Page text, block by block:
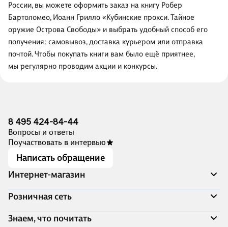
России, вы можете оформить заказ на книгу Робер
Бартоломео, Иоанн Грилло «Кубинские прокси. Тайное
оружие Острова Свободы» и выбрать удобный способ его
получения: самовывоз, доставка курьером или отправка
почтой. Чтобы покупать книги вам было ещё приятнее,
мы регулярно проводим акции и конкурсы.
8 495 424-84-44
Вопросы и ответы
Поучаствовать в интервью
Написать обращение
Интернет-магазин
Акции
Доставка и оплата
Программа лояльности
Розничная сеть
Адреса магазинов
Знаем, что почитать